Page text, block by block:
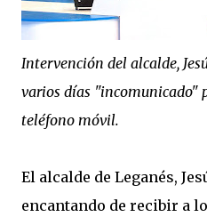
Intervención del alcalde,
varios días "incomunicado"
teléfono móvil.
El alcalde de Leganés,
encantando de recibir a